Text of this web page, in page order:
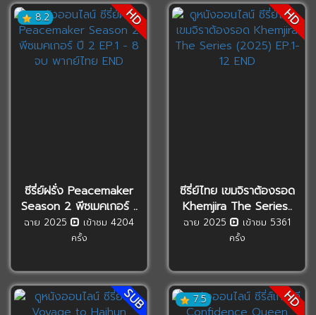
8.2 HD
ซีรี่ย์ฝรั่ง Peacemaker
Season 2 พีซเมคเกอร์ ..
ฉาย 2025
เข้าชม 4204
ครั้ง
HD
ซีรี่ย์ไทย เขมจิราต้องรอด
Khemjira The Series..
ฉาย 2025
เข้าชม 5361
ครั้ง
SUB 7.5 HD